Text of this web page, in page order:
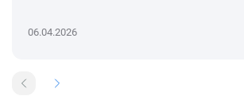
06.04.2026